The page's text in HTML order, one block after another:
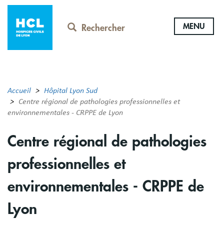
Aller
contenu
principal
Rechercher MENU
Accueil
Hôpital Lyon Sud
Centre régional de pathologies professionnelles et
environnementales - CRPPE de Lyon
Centre régional de pathologies
professionnelles et
environnementales - CRPPE de
Lyon